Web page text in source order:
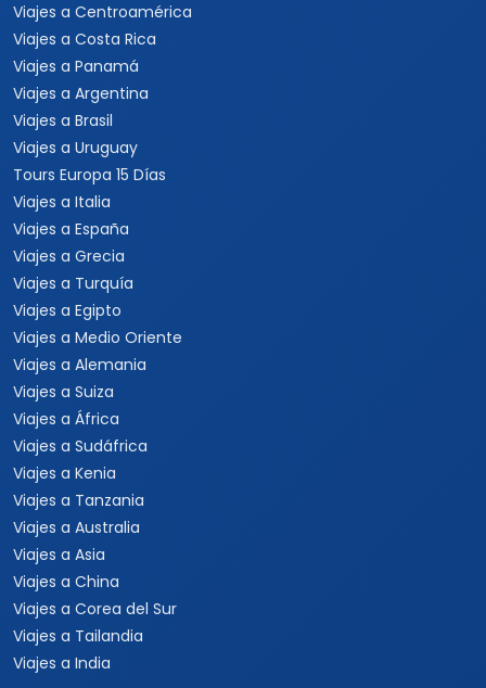
Viajes a Centroamérica
Viajes a Costa Rica
Viajes a Panamá
Viajes a Argentina
Viajes a Brasil
Viajes a Uruguay
Tours Europa 15 Días
Viajes a Italia
Viajes a España
Viajes a Grecia
Viajes a Turquía
Viajes a Egipto
Viajes a Medio Oriente
Viajes a Alemania
Viajes a Suiza
Viajes a África
Viajes a Sudáfrica
Viajes a Kenia
Viajes a Tanzania
Viajes a Australia
Viajes a Asia
Viajes a China
Viajes a Corea del Sur
Viajes a Tailandia
Viajes a India